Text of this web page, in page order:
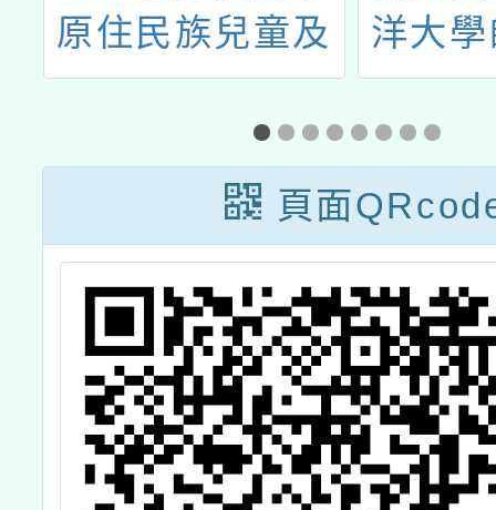
原住民族兒童及
少年成長營-青少
年原住民文化成
長營計畫
洋大
中心
所、
育中
外教
續教
向教
會」
頁面